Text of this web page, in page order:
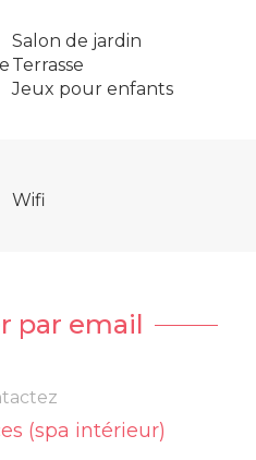
Salon de jardin
Terrasse
Jeux pour enfants
Wifi
par email
(spa intérieur)